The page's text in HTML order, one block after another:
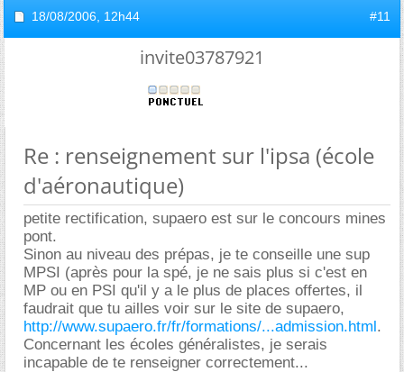
18/08/2006, 12h44 #11
invite03787921
Re : renseignement sur l'ipsa (école
d'aéronautique)
petite rectification, supaero est sur le concours mines
pont.
Sinon au niveau des prépas, je te conseille une sup
MPSI (après pour la spé, je ne sais plus si c'est en
MP ou en PSI qu'il y a le plus de places offertes, il
faudrait que tu ailles voir sur le site de supaero,
http://www.supaero.fr/fr/formations/...admission.html.
Concernant les écoles généralistes, je serais
incapable de te renseigner correctement...